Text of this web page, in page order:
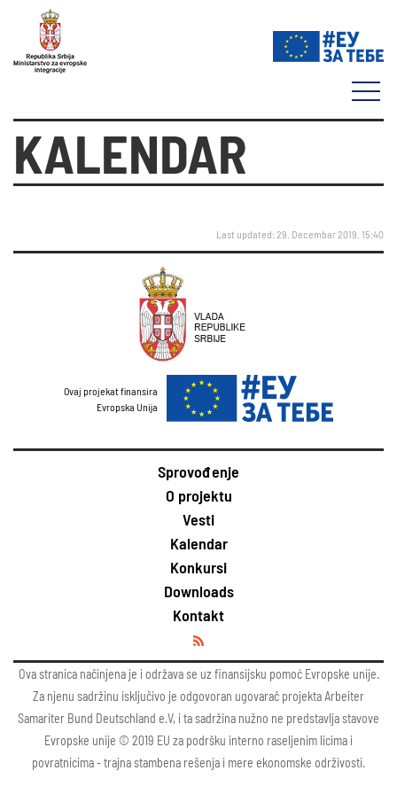
KALENDAR
Last updated: 29. Decembar 2019. 15:40
Ovaj projekat finansira
Evropska Unija
Sprovođenje
O projektu
Vesti
Kalendar
Konkursi
Downloads
Kontakt
Ova stranica načinjena je i održava se uz finansijsku pomoć Evropske unije.
Za njenu sadržinu isključivo je odgovoran ugovarač projekta Arbeiter
Samariter Bund Deutschland e.V, i ta sadržina nužno ne predstavlja stavove
Evropske unije © 2019 EU za podršku interno raseljenim licima i
povratnicima - trajna stambena rešenja i mere ekonomske održivosti.